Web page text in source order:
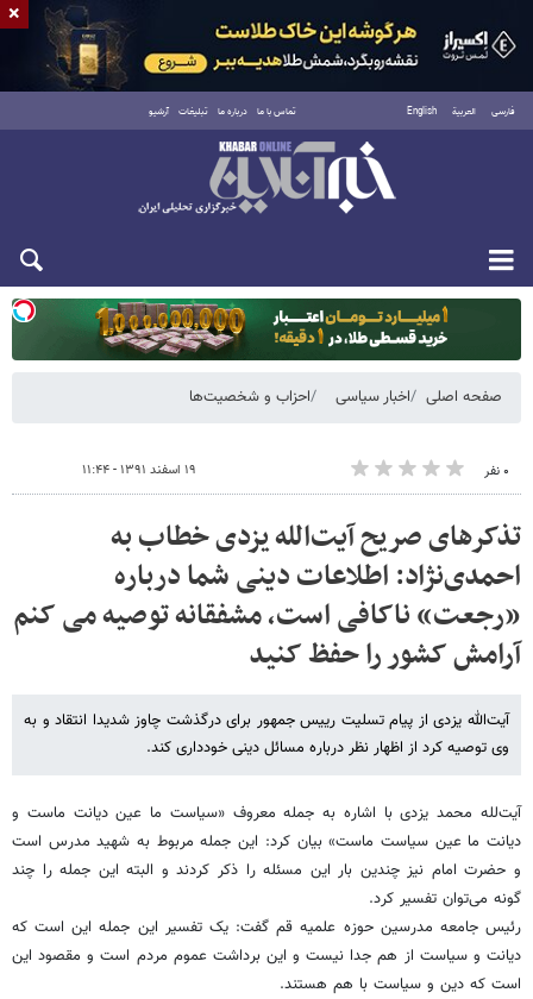
فارسی العربية English تماس با ما درباره ما تبلیغات آرشیو
یکشنبه ۱۸ مرداد ۱۴۰۵
صفحه اصلی اخبار سیاسی احزاب و شخصیت‌ها
۰ نفر ۱۹ اسفند ۱۳۹۱ - ۱۱:۴۴
تذکرهای صریح آیت‌الله یزدی خطاب به
احمدی‌نژاد: اطلاعات دینی شما درباره
«رجعت» ناکافی است، مشفقانه توصیه می کنم
آرامش کشور را حفظ کنید
آیت‌الله یزدی از پیام تسلیت رییس جمهور برای درگذشت چاوز شدیدا انتقاد و به
وی توصیه کرد از اظهار نظر درباره مسائل دینی خودداری کند.
آیت‌لله محمد یزدی با اشاره به جمله معروف «سیاست ما عین دیانت ماست و
دیانت ما عین سیاست ماست» بیان کرد: این جمله مربوط به شهید مدرس است
و حضرت امام نیز چندین بار این مسئله را ذکر کردند و البته این جمله را چند
گونه می‌توان تفسیر کرد.
رئیس جامعه مدرسین حوزه علمیه قم گفت: یک تفسیر این جمله این است که
دیانت و سیاست از هم جدا نیست و این برداشت عموم مردم است و مقصود این
است که دین و سیاست با هم هستند.
×